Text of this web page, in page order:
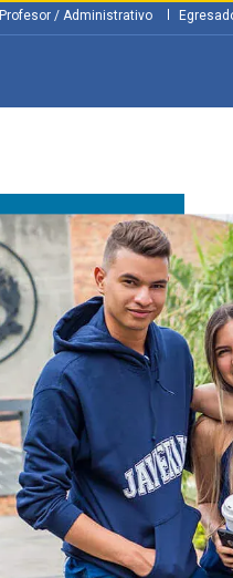
Profesor / Administrativo